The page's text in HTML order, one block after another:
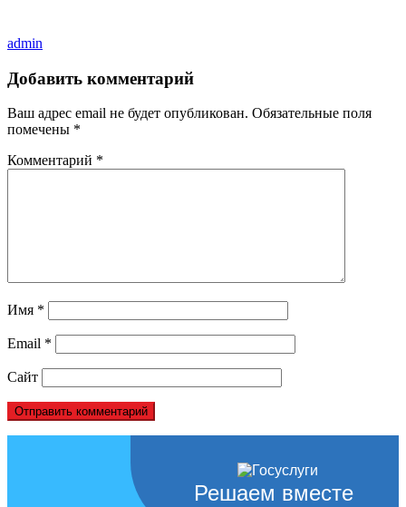
admin
Добавить комментарий
Ваш адрес email не будет опубликован. Обязательные поля
помечены *
Комментарий *
Имя *
Email *
Сайт
Решаем вместе